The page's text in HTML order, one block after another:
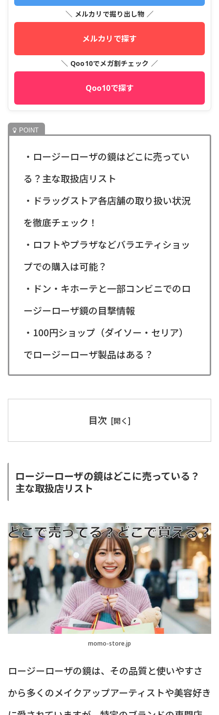
＼ メルカリで掘り出し物 ／
メルカリで探す
＼ Qoo10でメガ割チェック ／
Qoo10で探す
・ロージーローザの鏡はどこに売ってい
る？主な取扱店リスト
・ドラッグストア各店舗の取り扱い状況
を徹底チェック！
・ロフトやプラザなどバラエティショッ
プでの購入は可能？
・ドン・キホーテと一部コンビニでのロ
ージーローザ鏡の目撃情報
・100円ショップ（ダイソー・セリア）
でロージーローザ製品はある？
目次
ロージーローザの鏡はどこに売っている？
主な取扱店リスト
momo-store.jp
ロージーローザの鏡は、その品質と使いやすさ
から多くのメイクアップアーティストや美容好き